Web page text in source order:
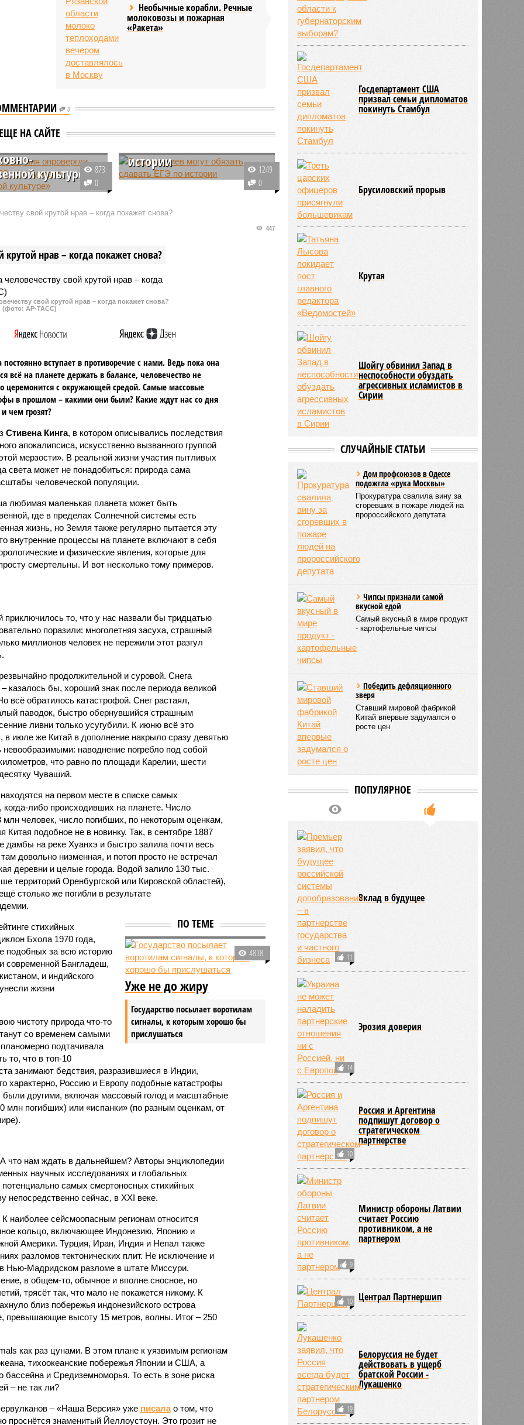
Необычные корабли. Речные
молоковозы и пожарная
«Ракета»
0
ЕЩЕ НА САЙТЕ
введение ЕГЭ
культуре»
Министерства
сообщила, что
культура России»
873
0
Гуманитариев могут
истории
Министерство науки и высшего
образования России разработало
включение Единого
обязательных испытаний для
поступать на социально-
1249
0
свой крутой нрав – когда покажет снова?
нрав – когда покажет снова?
447
свой крутой нрав – когда покажет снова?
(фото: АР-ТАСС)
постоянно вступает в противоречие с нами. Ведь пока она
всё на планете держать в балансе, человечество не
церемонится с окружающей средой. Самые массовые
в прошлом – какими они были? Какие ждут нас со дня
чем грозят?
Стивена Кинга, в котором описывались последствия
апокалипсиса, искусственно вызванного группой
мерзости». В реальной жизни участия пытливых
света может не понадобиться: природа сама
человеческой популяции.
любимая маленькая планета может быть
где в пределах Солнечной системы есть
жизнь, но Земля также регулярно пытается эту
внутренние процессы на планете включают в себя
и физические явления, которые для
смертельны. И вот несколько тому примеров.
то, что у нас назвали бы тридцатью
поразили: многолетняя засуха, страшный
миллионов человек не пережили этот разгул
продолжительной и суровой. Снега
казалось бы, хороший знак после периода великой
всё обратилось катастрофой. Снег растаял,
паводок, быстро обернувшийся страшным
ливни только усугубили. К июню всё это
в июле же Китай в дополнение накрыло сразу девятью
наводнение погребло под собой
что равно по площади Карелии, шести
Чуваший.
на первом месте в списке самых
либо происходивших на планете. Число
млн человек, число погибших, по некоторым оценкам,
подобное не в новинку. Так, в сентябре 1887
дамбы на реке Хуанхэ и быстро залила почти весь
довольно низменная, и потоп просто не встречал
деревни и целые города. Водой залило 130 тыс.
территорий Оренбургской или Кировской областей),
столько же погибли в результате
ПО ТЕМЕ
4838
Уже не до жиру
Государство посылает воротилам
сигналы, к которым хорошо бы
прислушаться
стихийных
Бхола 1970 года,
за всю историю
современной Бангладеш,
и индийского
жизни
чистоту природа что-то
со временем самыми
подтачивала
то, что в топ-10
занимают бедствия, разразившиеся в Индии,
характерно, Россию и Европу подобные катастрофы
были другими, включая массовый голод и масштабные
млн погибших) или «испанки» (по разным оценкам, от
что нам ждать в дальнейшем? Авторы энциклопедии
научных исследованиях и глобальных
потенциально самых смертоносных стихийных
непосредственно сейчас, в XXI веке.
наиболее сейсмоопасным регионам относится
кольцо, включающее Индонезию, Японию и
Америки. Турция, Иран, Индия и Непал также
разломов тектонических плит. Не исключение и
Нью-Мадридском разломе в штате Миссури.
в общем-то, обычное и вполне сносное, но
трясёт так, что мало не покажется никому. К
близ побережья индонезийского острова
превышающие высоту 15 метров, волны. Итог – 250
как раз цунами. В этом плане к уязвимым регионам
тихо­океанские побережья Японии и США, а
бассейна и Средиземноморья. То есть в зоне риска
– не так ли?
– «Наша Версия» уже писалао том, что
проснётся знаменитый Йеллоустоун. Это грозит не
Госдепартамент США
призвал семьи дипломатов
покинуть Стамбул
Брусиловский прорыв
Крутая
Шойгу обвинил Запад в
неспособности обуздать
агрессивных исламистов в
Сирии
СЛУЧАЙНЫЕ СТАТЬИ
Дом профсоюзов в Одессе
подожгла «рука Москвы»
Прокуратура свалила вину за
сгоревших в пожаре людей на
пророссийского депутата
Чипсы признали самой
вкусной едой
Самый вкусный в мире продукт
- картофельные чипсы
Победить дефляционного
зверя
Ставший мировой фабрикой
Китай впервые задумался о
росте цен
ПОПУЛЯРНОЕ
11
Вклад в будущее
14
Эрозия доверия
10
Россия и Аргентина
подпишут договор о
стратегическом
партнерстве
9
Министр обороны Латвии
считает Россию
противником, а не
партнером
10 Централ Партнершип
19
Белоруссия не будет
действовать в ущерб
братской России -
Лукашенко